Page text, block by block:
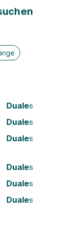
Duales Studium
Duales Studium
Duales Studium
Duales Studium
Duales Studium
Duales Studium